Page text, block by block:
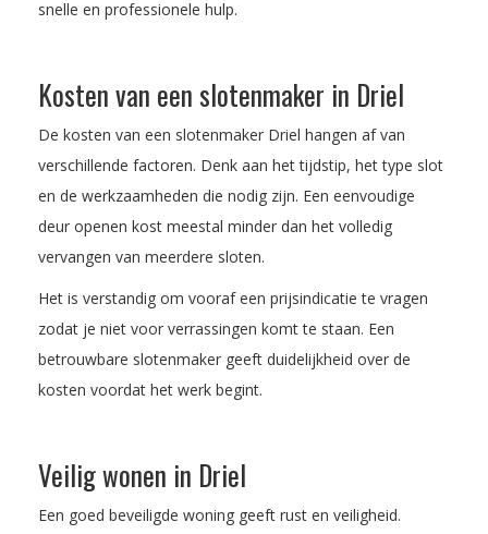
snelle en professionele hulp.
Kosten van een slotenmaker in Driel
De kosten van een slotenmaker Driel hangen af van
verschillende factoren. Denk aan het tijdstip, het type slot
en de werkzaamheden die nodig zijn. Een eenvoudige
deur openen kost meestal minder dan het volledig
vervangen van meerdere sloten.
Het is verstandig om vooraf een prijsindicatie te vragen
zodat je niet voor verrassingen komt te staan. Een
betrouwbare slotenmaker geeft duidelijkheid over de
kosten voordat het werk begint.
Veilig wonen in Driel
Een goed beveiligde woning geeft rust en veiligheid.